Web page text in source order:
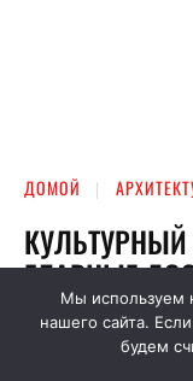
Мы используем
нашего сайта.
будем